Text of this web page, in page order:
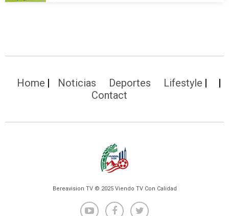
Home Noticias Deportes
Lifestyle
Contact
Bereavision TV © 2025 Viendo TV Con Calidad